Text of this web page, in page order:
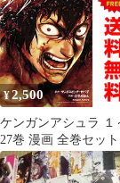
¥2,500
ケンガンアシュラ １
27巻 漫画 全巻セット
完結 裏少年サンデー
ミックス だろめおん